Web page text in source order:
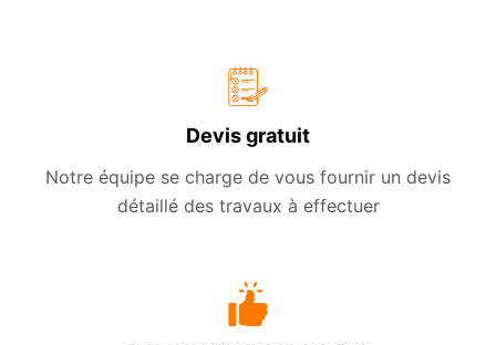
Devis gratuit
Notre équipe se charge de vous fournir un devis
détaillé des travaux à effectuer